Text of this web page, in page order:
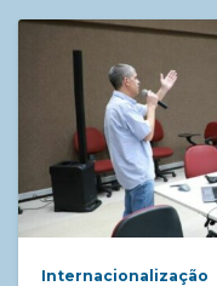
Internacionalização